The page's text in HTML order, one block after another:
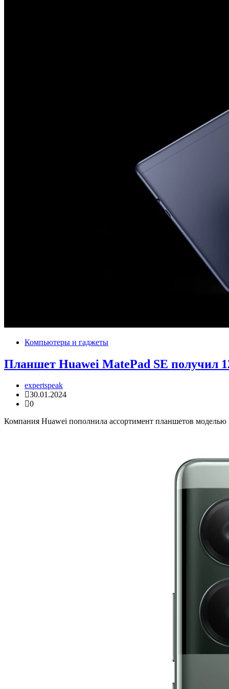
Компьютеры и гаджеты
Планшет Huawei MatePad SE получил
expertspeak
30.01.2024
0
Компания Huawei пополнила ассортимент планшетов